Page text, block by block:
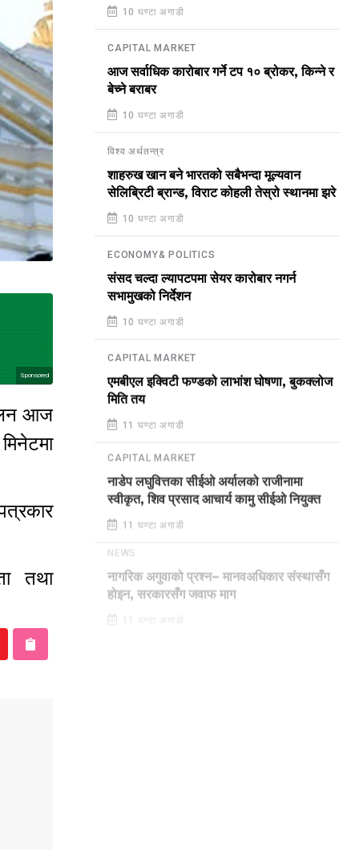
Sponsored
आज
तथा
10 घण्टा अगाडी
CAPITAL MARKET
आज सर्वाधिक कारोबार गर्ने टप १० ब्रोकर, किन्ने र
बेच्ने बराबर
10 घण्टा अगाडी
विश्व अर्थतन्त्र
शाहरुख खान बने भारतको सबैभन्दा मूल्यवान
सेलिब्रिटी ब्रान्ड, विराट कोहली तेस्रो स्थानमा झरे
10 घण्टा अगाडी
ECONOMY& POLITICS
संसद चल्दा ल्यापटपमा सेयर कारोबार नगर्न
सभामुखको निर्देशन
10 घण्टा अगाडी
CAPITAL MARKET
एमबीएल इक्विटी फण्डको लाभांश घोषणा, बुकक्लोज
मिति तय
11 घण्टा अगाडी
CAPITAL MARKET
नाडेप लघुवित्तका सीईओ अर्यालको राजीनामा
स्वीकृत, शिव प्रसाद आचार्य कामु सीईओ नियुक्त
11 घण्टा अगाडी
नागरिक अगुवाको प्रश्न– मानवअधिकार संस्थासँग